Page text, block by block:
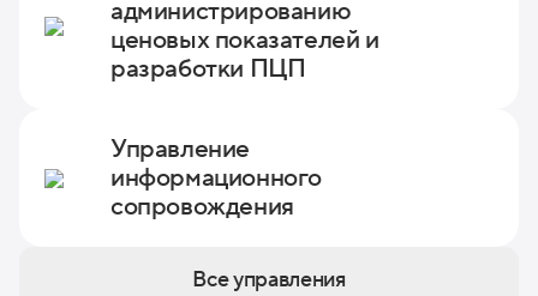
администрированию
ценовых показателей и
разработки ПЦП
Управление
информационного
сопровождения
Все управления